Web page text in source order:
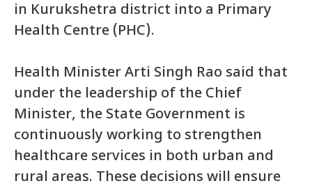
in Kurukshetra district into a Primary
Health Centre (PHC).
Health Minister Arti Singh Rao said that
under the leadership of the Chief
Minister, the State Government is
continuously working to strengthen
healthcare services in both urban and
rural areas. These decisions will ensure